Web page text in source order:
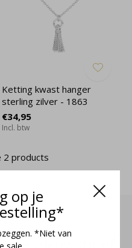
op je
*Niet van
sale
Ketting kwast hanger
sterling zilver - 1863
€34,95
Incl. btw
2 products